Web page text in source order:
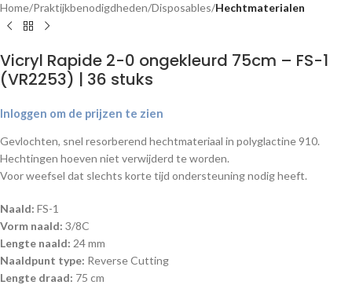
Home Praktijkbenodigdheden Disposables Hechtmaterialen
Vicryl Rapide 2-0 ongekleurd 75cm – FS-1
(VR2253) | 36 stuks
Inloggen om de prijzen te zien
Gevlochten, snel resorberend hechtmateriaal in polyglactine 910.
Hechtingen hoeven niet verwijderd te worden.
Voor weefsel dat slechts korte tijd ondersteuning nodig heeft.
Naald: FS-1
Vorm naald: 3/8C
Lengte naald: 24 mm
Naaldpunt type: Reverse Cutting
Lengte draad: 75 cm